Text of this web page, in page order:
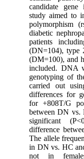
candidate
study aimed
diabetic
patients
(DN=104),
(DM=100),
included.
genotyping of
carried out
differences for
for +808T/G
between DN
significant
difference
The allele
in DN vs. HC
not in